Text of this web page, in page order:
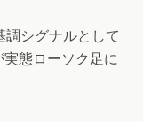
調シグナルとして
態ローソク足に